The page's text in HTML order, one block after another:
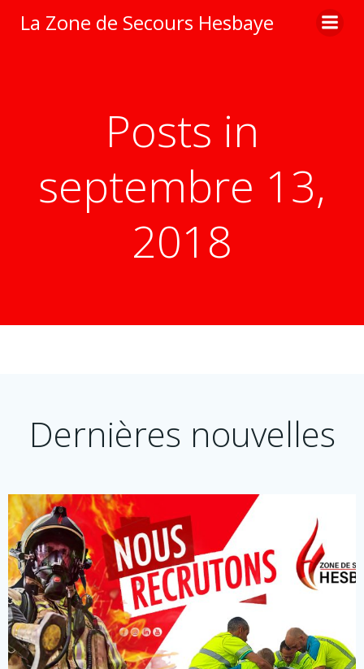
au
La Zone de Secours Hesbaye
Posts in
septembre 13,
2018
Dernières nouvelles